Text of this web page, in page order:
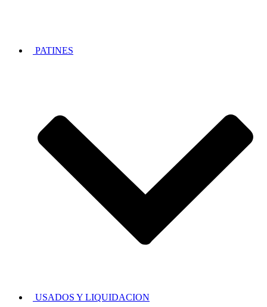
PATINES
USADOS Y LIQUIDACION